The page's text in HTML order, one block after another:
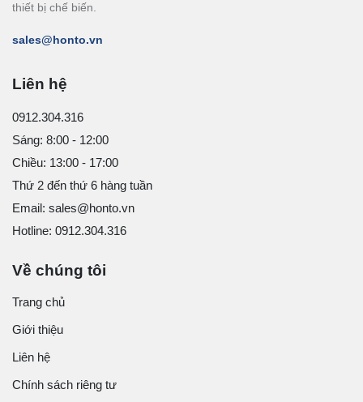
thiết bị chế biến.
sales@honto.vn
Liên hệ
0912.304.316
Sáng: 8:00 - 12:00
Chiều: 13:00 - 17:00
Thứ 2 đến thứ 6 hàng tuần
Email: sales@honto.vn
Hotline: 0912.304.316
Về chúng tôi
Trang chủ
Giới thiệu
Liên hệ
Chính sách riêng tư